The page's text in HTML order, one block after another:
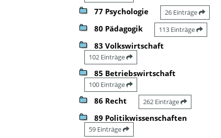
77 Psychologie 26 Einträge
80 Pädagogik 113 Einträge
83 Volkswirtschaft
102 Einträge
85 Betriebswirtschaft
100 Einträge
86 Recht 262 Einträge
89 Politikwissenschaften
59 Einträge